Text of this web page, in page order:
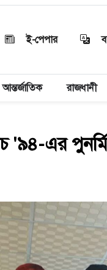
ই-পেপার
আন্তর্জাতিক রাজধানী
'৯৪-এর